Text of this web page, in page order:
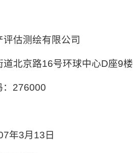
估测绘有限公司
北京路16号环球中心D座9楼
：276000
年3月13日